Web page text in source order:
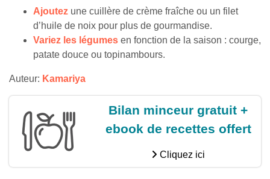
Ajoutez une cuillère de crème fraîche ou un filet
d’huile de noix pour plus de gourmandise.
Variez les légumes en fonction de la saison : courge,
patate douce ou topinambours.
Auteur: Kamariya
Bilan minceur gratuit +
ebook de recettes offert
Cliquez ici